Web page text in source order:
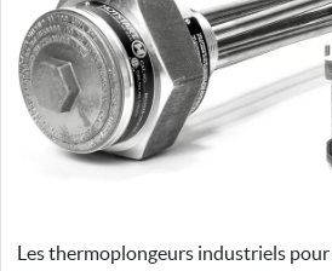
Les thermoplongeurs industriels